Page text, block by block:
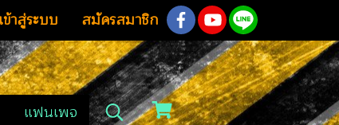
เข้าสู่ระบบ สมัครสมาชิก
แฟนเพจ